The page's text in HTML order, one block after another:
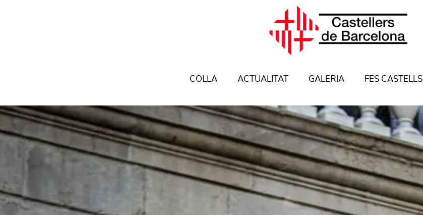
COLLA ACTUALITAT GALERIA FES CASTELLS